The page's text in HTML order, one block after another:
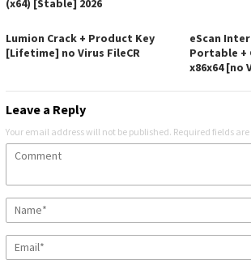
(x64) [Stable] 2026
Lumion Crack + Product Key
[Lifetime] no Virus FileCR
eScan
Portable +
x86x64 [no
Leave a Reply
Your email address will not be published. Required fields